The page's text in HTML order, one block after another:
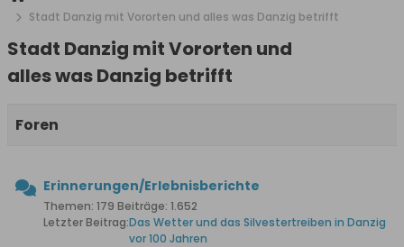
Stadt Danzig mit Vororten und alles was Danzig betrifft
Stadt Danzig mit Vororten und
alles was Danzig betrifft
Foren
Erinnerungen/Erlebnisberichte
Themen: 179 Beiträge: 1.652
Letzter Beitrag:Das Wetter und das Silvestertreiben in Danzig
vor 100 Jahren